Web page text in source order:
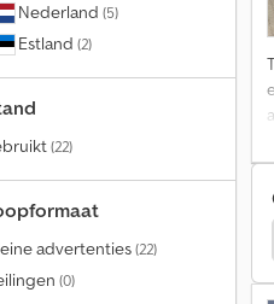
Nederland (5)
Estland (2)
(22)
advertenties(22)
(0)
Bouwmachines